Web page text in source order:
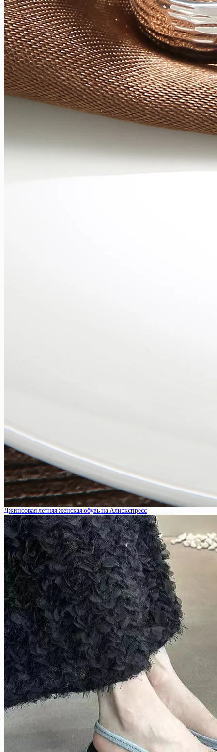
Джинсовая летняя женская обувь на Алиэкспресс